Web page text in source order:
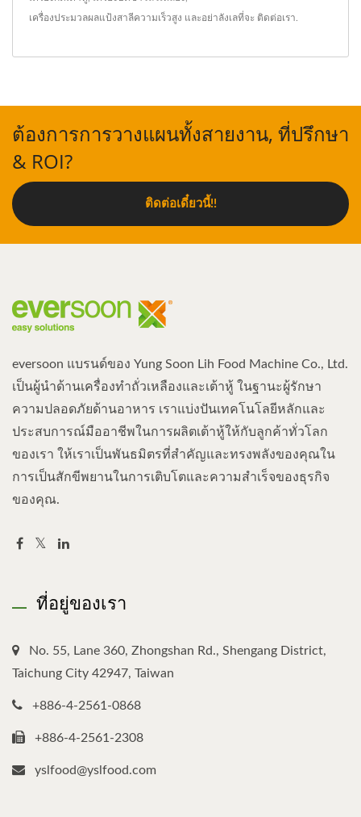
เครื่องประมวลผลแป้งสาลีความเร็วสูง และอย่าลังเลที่จะ ติดต่อเรา
ต้องการการวางแผนทั้งสายงาน, ที่ปรึกษา
& ROI?
ติดต่อเดี๋ยวนี้!!
eversoon แบรนด์ของ Yung Soon Lih Food Machine Co., Ltd.
เป็นผู้นำด้านเครื่องทำถั่วเหลืองและเต้าหู้ ในฐานะผู้รักษา
ความปลอดภัยด้านอาหาร เราแบ่งปันเทคโนโลยีหลักและ
ประสบการณ์มืออาชีพในการผลิตเต้าหู้ให้กับลูกค้าทั่วโลก
ของเรา ให้เราเป็นพันธมิตรที่สำคัญและทรงพลังของคุณใน
การเป็นสักขีพยานในการเติบโตและความสำเร็จของธุรกิจ
ของคุณ.
ที่อยู่ของเรา
No. 55, Lane 360, Zhongshan Rd., Shengang District,
Taichung City 42947, Taiwan
+886-4-2561-0868
+886-4-2561-2308
yslfood@yslfood.com